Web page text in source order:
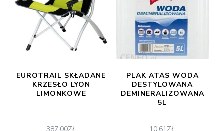
EUROTRAIL SKŁADANE
KRZESŁO LYON
LIMONKOWE
387,00ZŁ
PLAK ATAS WODA
DESTYLOWANA
DEMINERALIZOWANA
5L
10,61ZŁ